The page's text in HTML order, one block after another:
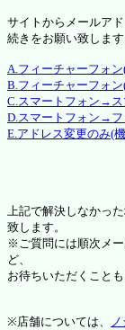
サイトからメールア
続きをお願い致します
A.フィーチャーフォ
B.フィーチャーフォ
C.スマートフォン→ス
D.スマートフォン→
E.アドレス変更のみ(
上記で解決しなかった
致します。
※ご質問には順次メ
ど、
お待ちいただくこと
※店舗については、